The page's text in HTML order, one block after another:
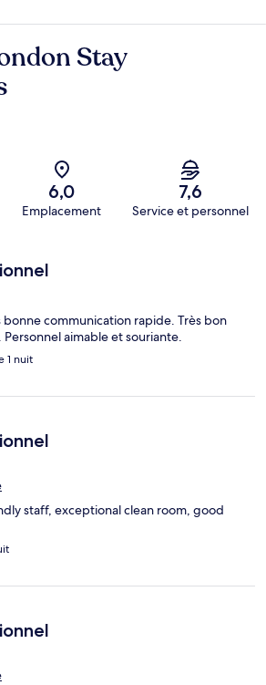
Stay
6,0
Emplacement
7,6
Service et personnel
communication rapide. Très bon
aimable et souriante.
1 nuit
staff, exceptional clean room, good